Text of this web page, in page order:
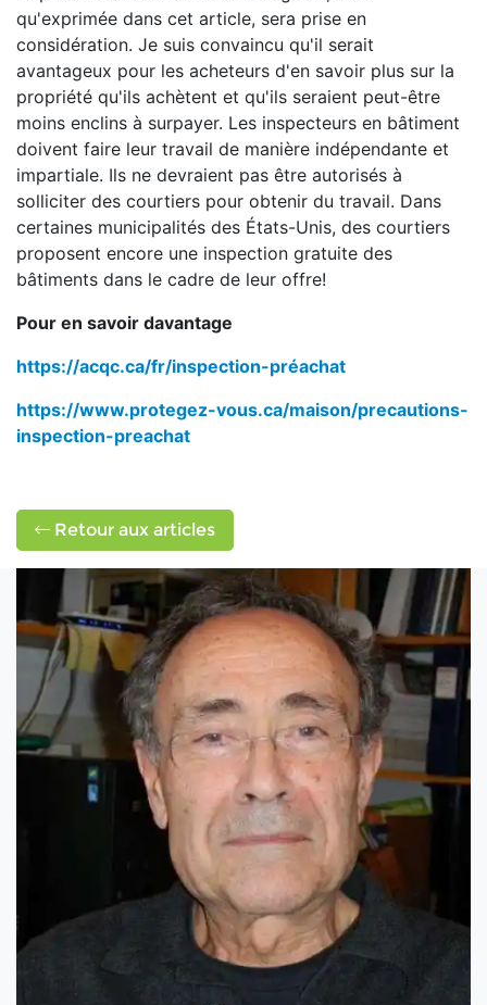
qu'exprimée dans cet article, sera prise en
considération. Je suis convaincu qu'il serait
avantageux pour les acheteurs d'en savoir plus sur la
propriété qu'ils achètent et qu'ils seraient peut-être
moins enclins à surpayer. Les inspecteurs en bâtiment
doivent faire leur travail de manière indépendante et
impartiale. Ils ne devraient pas être autorisés à
solliciter des courtiers pour obtenir du travail. Dans
certaines municipalités des États-Unis, des courtiers
proposent encore une inspection gratuite des
bâtiments dans le cadre de leur offre!
Pour en savoir davantage
https://acqc.ca/fr/inspection-préachat
https://www.protegez-vous.ca/maison/precautions-
inspection-preachat
Retour aux articles